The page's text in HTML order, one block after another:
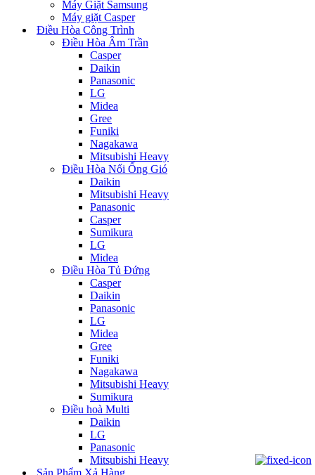
Máy Giặt Samsung
Máy giặt Casper
Điều Hòa Công Trình
Điều Hòa Âm Trần
Casper
Daikin
Panasonic
LG
Midea
Gree
Funiki
Nagakawa
Mitsubishi Heavy
Điều Hòa Nối Ống Gió
Daikin
Mitsubishi Heavy
Panasonic
Casper
Sumikura
LG
Midea
Điều Hòa Tủ Đứng
Casper
Daikin
Panasonic
LG
Midea
Gree
Funiki
Nagakawa
Mitsubishi Heavy
Sumikura
Điều hoà Multi
Daikin
LG
Panasonic
Mitsubishi Heavy
Sản Phẩm Xả Hàng